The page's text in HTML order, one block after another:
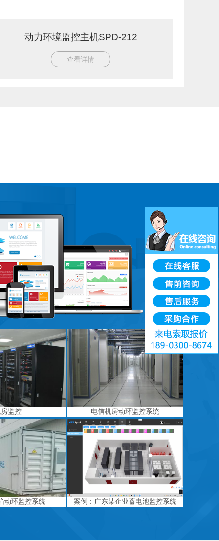
动力环境监控主机SPD-212
查看详情
监控 电信机房动环监控系统
动环监控系统 案例：广东某企业蓄电池监控系统